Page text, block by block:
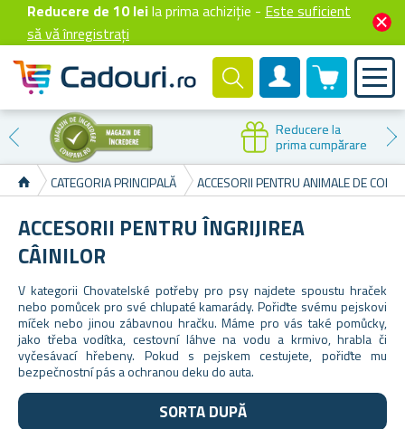
Reducere de 10 leila prima achiziție - Este suficient
să vă înregistrați
Cont client
0 produselor
Reducere la
prima cumpărare
CATEGORIA PRINCIPALĂ ACCESORII PENTRU ANIMALE DE
ACCESORII PENTRU ÎNGRIJIREA
CÂINILOR
V kategorii Chovatelské potřeby pro psy najdete spoustu hraček
nebo pomůcek pro své chlupaté kamarády. Pořiďte svému pejskovi
míček nebo jinou zábavnou hračku. Máme pro vás také pomůcky,
jako třeba vodítka, cestovní láhve na vodu a krmivo, hrabla či
vyčesávací hřebeny. Pokud s pejskem cestujete, pořiďte mu
bezpečnostní pás a ochranou deku do auta.
SORTA DUPĂ